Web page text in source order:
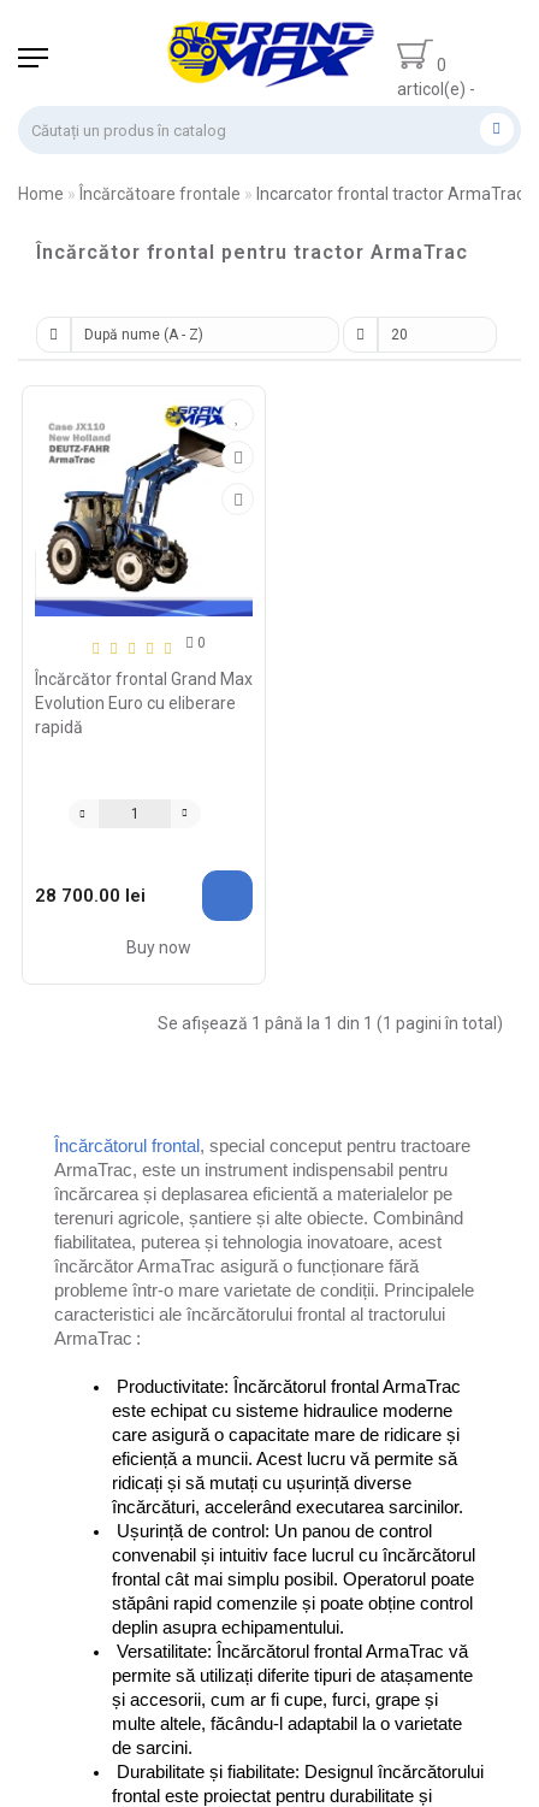
0
articol(e) -
Home Încărcătoare frontale Incarcator frontal tractor ArmaTrac
Încărcător frontal pentru tractor ArmaTrac
0
Încărcător frontal Grand Max
Evolution Euro cu eliberare
rapidă
28 700.00 lei
Buy now
Se afișează 1 până la 1 din 1 (1 pagini în total)
Încărcătorul frontal, special conceput pentru tractoare
ArmaTrac, este un instrument indispensabil pentru
încărcarea și deplasarea eficientă a materialelor pe
terenuri agricole, șantiere și alte obiecte. Combinând
fiabilitatea, puterea și tehnologia inovatoare, acest
încărcător ArmaTrac asigură o funcționare fără
probleme într-o mare varietate de condiții. Principalele
caracteristici ale încărcătorului frontal al tractorului
ArmaTrac :
Productivitate: Încărcătorul frontal ArmaTrac
este echipat cu sisteme hidraulice moderne
care asigură o capacitate mare de ridicare și
eficiență a muncii. Acest lucru vă permite să
ridicați și să mutați cu ușurință diverse
încărcături, accelerând executarea sarcinilor.
Ușurință de control: Un panou de control
convenabil și intuitiv face lucrul cu încărcătorul
frontal cât mai simplu posibil. Operatorul poate
stăpâni rapid comenzile și poate obține control
deplin asupra echipamentului.
Versatilitate: Încărcătorul frontal ArmaTrac vă
permite să utilizați diferite tipuri de atașamente
și accesorii, cum ar fi cupe, furci, grape și
multe altele, făcându-l adaptabil la o varietate
de sarcini.
Durabilitate și fiabilitate: Designul încărcătorului
frontal este proiectat pentru durabilitate și